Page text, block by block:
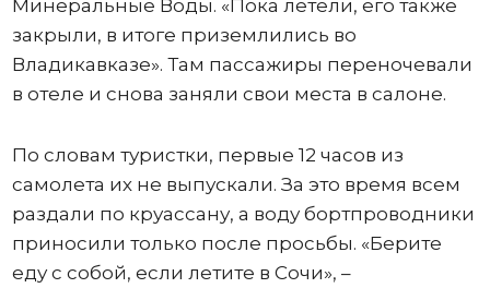
Минеральные Воды. «Пока летели, его также
закрыли, в итоге приземлились во
Владикавказе». Там пассажиры переночевали
в отеле и снова заняли свои места в салоне.
По словам туристки, первые 12 часов из
самолета их не выпускали. За это время всем
раздали по круассану, а воду бортпроводники
приносили только после просьбы. «Берите
еду с собой, если летите в Сочи», –